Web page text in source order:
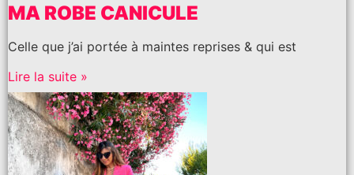
MA ROBE CANICULE
Celle que j’ai portée à maintes reprises & qui est
Lire la suite »